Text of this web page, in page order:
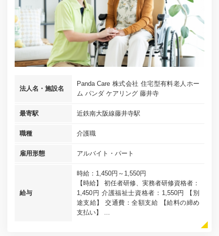
法人名・施設名
Panda Care 株式会社 住宅型有料老人ホー
ム パンダ ケアリング 藤井寺
最寄駅 近鉄南大阪線藤井寺駅
職種 介護職
雇用形態 アルバイト・パート
給与
時給：1,450円～1,550円
【時給】 初任者研修、実務者研修資格者：
1,450円 介護福祉士資格者：1,550円 【別
途支給】 交通費：全額支給 【給料の締め
支払い】 ...